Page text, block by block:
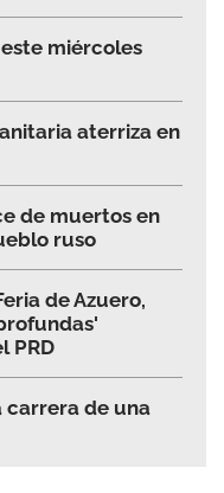
miércoles
aterriza en
de muertos en
ruso
de Azuero,
PRD
carrera de una